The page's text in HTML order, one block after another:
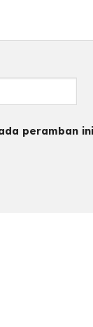
peramban